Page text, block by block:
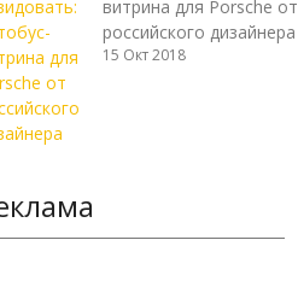
витрина для Porsche от
российского дизайнера
15 Окт 2018